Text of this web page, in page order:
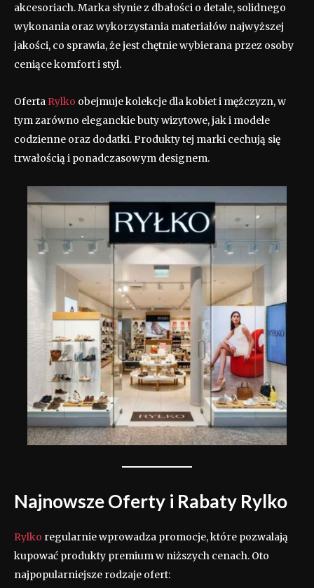
akcesoriach. Marka słynie z dbałości o detale, solidnego
wykonania oraz wykorzystania materiałów najwyższej
jakości, co sprawia, że jest chętnie wybierana przez osoby
ceniące komfort i styl.
Oferta Rylko obejmuje kolekcje dla kobiet i mężczyzn, w
tym zarówno eleganckie buty wizytowe, jak i modele
codzienne oraz dodatki. Produkty tej marki cechują się
trwałością i ponadczasowym designem.
Najnowsze Oferty i Rabaty Rylko
Rylko regularnie wprowadza promocje, które pozwalają
kupować produkty premium w niższych cenach. Oto
najpopularniejsze rodzaje ofert: